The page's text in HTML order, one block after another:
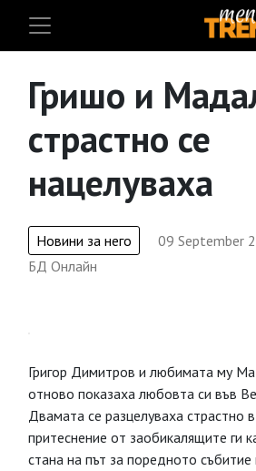
Гришо и
страстно се
нацелуваха
Новини за него
09 September
БД Онлайн
Григор Димитров и любимата му
отново показаха любовта си във
Двамата се разцелуваха страстно
притеснение от заобикалящите ги
стана на път за поредното